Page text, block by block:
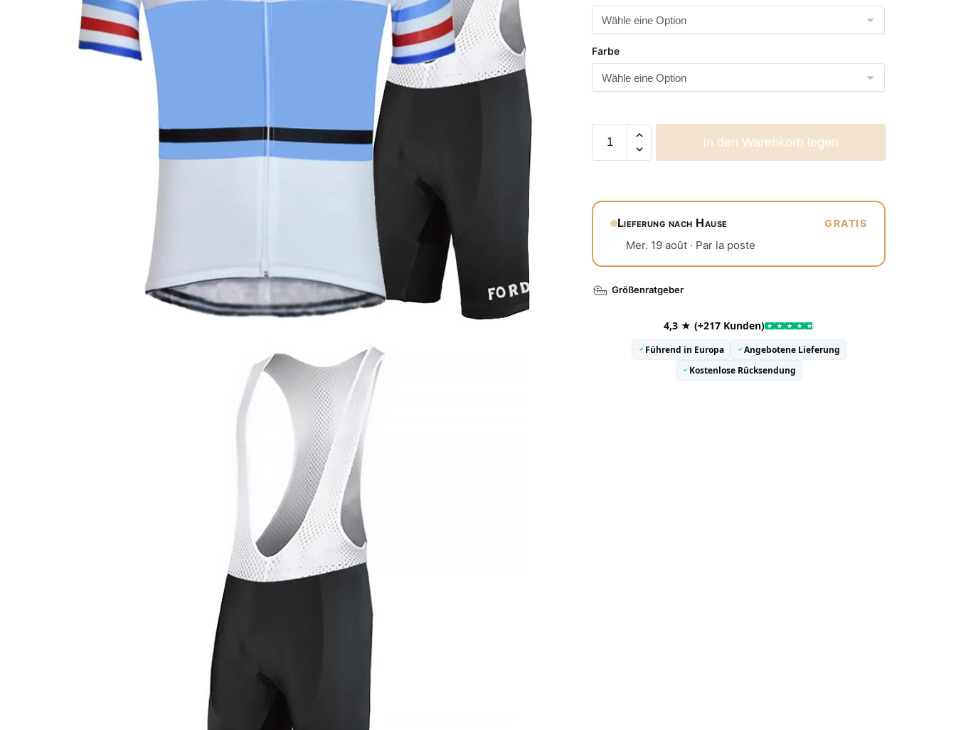
Farbe
In den Warenkorb legen
Lieferung nach Hause GRATIS
Mer. 19 août · Par la poste
Größenratgeber
4,3 ★ (+217 Kunden)
Führend in Europa
Angebotene Lieferung
Kostenlose Rücksendung